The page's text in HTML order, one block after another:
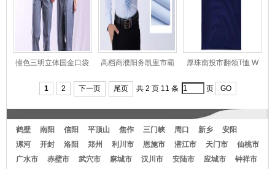
撞色三明立体国金口袋
高档商濮阳务凯里市霸
厚珠南投市翻领T恤 W
1
2 下一页 尾页 共 2 页 11 条 页 GO
鹤壁 南阳 信阳 平顶山 焦作 三门峡 周口 新乡
安阳
漯河
开封 洛阳 郑州 利川市 恩施市 潜江市 天门市
仙桃市
广水市
赤壁市 武穴市 麻城市 汉川市 安陆市 应城市
钟祥市